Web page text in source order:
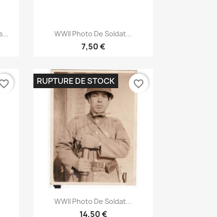
Aperçu rapide
WWII Photo De Soldat...
7,50 €
Aperçu rapide
WWII Photo De Soldat...
14,50 €
RUPTURE DE STOCK favorite_border